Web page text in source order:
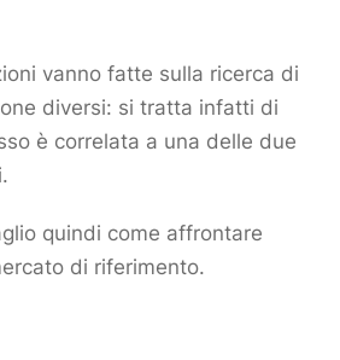
vanno fatte sulla ricerca di
diversi: si tratta infatti di
è correlata a una delle due
quindi come affrontare
di riferimento.